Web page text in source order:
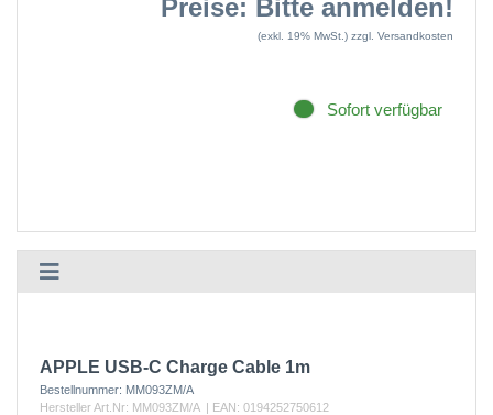
Preise: Bitte anmelden!
(exkl. 19% MwSt.) zzgl. Versandkosten
Sofort verfügbar
APPLE USB-C Charge Cable 1m
Bestellnummer: MM093ZM/A
Hersteller Art.Nr: MM093ZM/A| EAN: 0194252750612